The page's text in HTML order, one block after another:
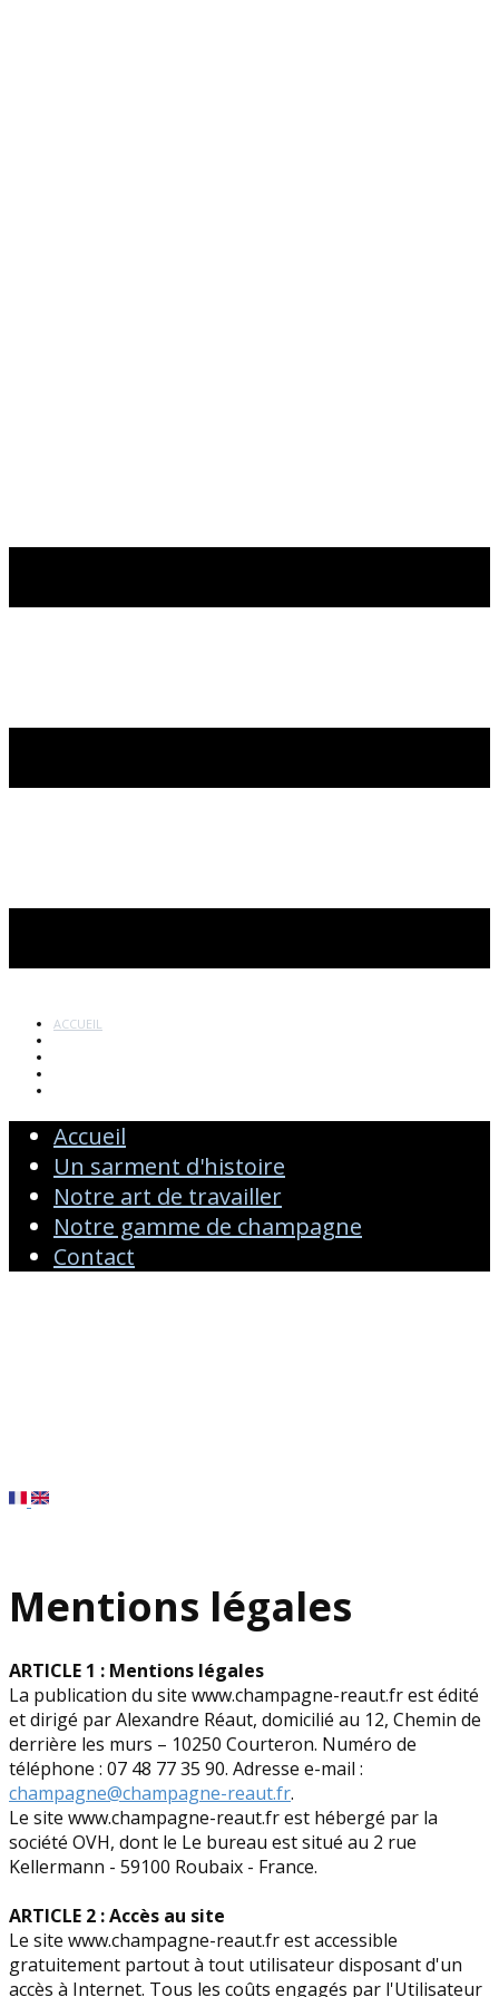
ACCUEIL
Accueil
Un sarment d'histoire
Notre art de travailler
Notre gamme de champagne
Contact
Mentions légales
ARTICLE 1 : Mentions légales
La publication du site www.champagne-reaut.fr est édité
et dirigé par Alexandre Réaut, domicilié au 12, Chemin de
derrière les murs – 10250 Courteron. Numéro de
téléphone : 07 48 77 35 90. Adresse e-mail :
champagne@champagne-reaut.fr.
Le site www.champagne-reaut.fr est hébergé par la
société OVH, dont le Le bureau est situé au 2 rue
Kellermann - 59100 Roubaix - France.
ARTICLE 2 : Accès au site
Le site www.champagne-reaut.fr est accessible
gratuitement partout à tout utilisateur disposant d'un
accès à Internet. Tous les coûts engagés par l'Utilisateur